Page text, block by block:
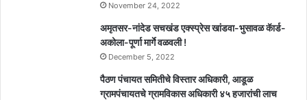
November 24, 2022
अमृतसर-नांदेड सचखंड एक्स्प्रेस खांडवा-भुसावळ कॅार्ड-
अकोला-पूर्णा मार्गे वळवली !
December 5, 2022
पैठण पंचायत समितीचे विस्तार अधिकारी, आडूळ
ग्रामपंचायतचे ग्रामविकास अधिकारी ४५ हजारांची लाच